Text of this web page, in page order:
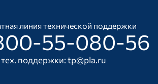
линия технической поддержки
55-080-56
поддержки:tp@pla.ru